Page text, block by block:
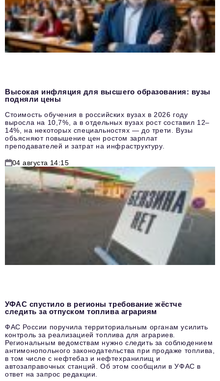
Высокая инфляция для высшего образования: вузы
подняли цены
Стоимость обучения в российских вузах в 2026 году
выросла на 10,7%, а в отдельных вузах рост составил 12–
14%, на некоторых специальностях — до трети. Вузы
объясняют повышение цен ростом зарплат
преподавателей и затрат на инфраструктуру.
04 августа 14:15
УФАС спустило в регионы требование жёстче
следить за отпуском топлива аграриям
ФАС России поручила территориальным органам усилить
контроль за реализацией топлива для аграриев.
Региональным ведомствам нужно следить за соблюдением
антимонопольного законодательства при продаже топлива,
в том числе с нефтебаз и нефтехранилищ и
автозаправочных станций. Об этом сообщили в УФАС в
ответ на запрос редакции.